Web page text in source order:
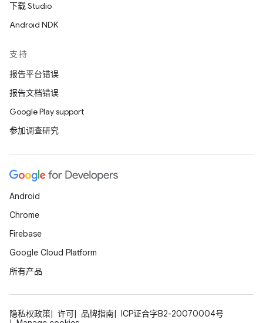
下载 Studio
Android NDK
支持
报告平台错误
报告文档错误
Google Play support
参加调查研究
Android
Chrome
Firebase
Google Cloud Platform
所有产品
隐私权政策 许可 品牌指南
ICP证合字B2-20070004号